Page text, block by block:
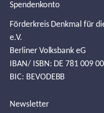
Spendenkonto
Förderkreis Denkmal für
e.V.
Berliner Volksbank eG
IBAN/ ISBN: DE 781 009
BIC: BEVODEBB
Newsletter